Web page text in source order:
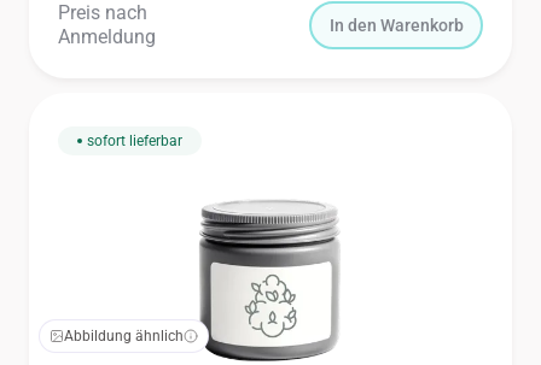
Preis nach
Anmeldung
In den Warenkorb
sofort lieferbar
Abbildung ähnlich